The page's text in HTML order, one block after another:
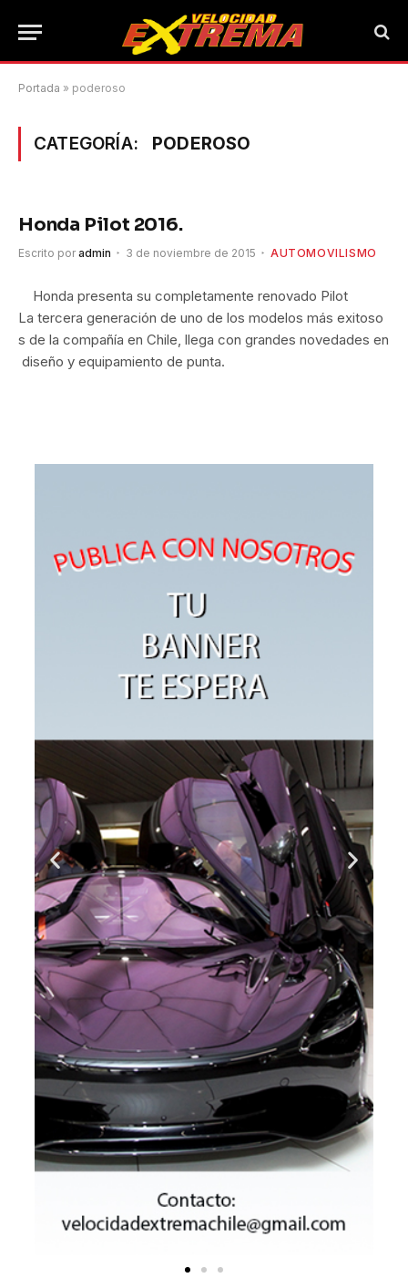
Portada » poderoso
CATEGORÍA: PODEROSO
Honda Pilot 2016.
Escrito por admin 3 de noviembre de 2015 AUTOMOVILISMO
Honda presenta su completamente renovado Pilot
La tercera generación de uno de los modelos más exitoso
s de la compañía en Chile, llega con grandes novedades en
diseño y equipamiento de punta.